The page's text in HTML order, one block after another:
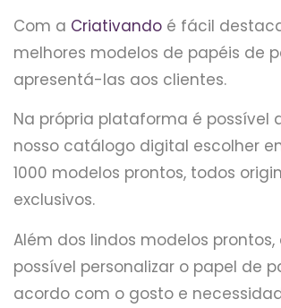
Com a Criativando é fácil
melhores modelos de papéis de
apresentá-las aos clientes.
Na própria plataforma é possível
nosso catálogo digital escolher
1000 modelos prontos, todos
exclusivos.
Além dos lindos modelos prontos,
possível personalizar o papel de
acordo com o gosto e